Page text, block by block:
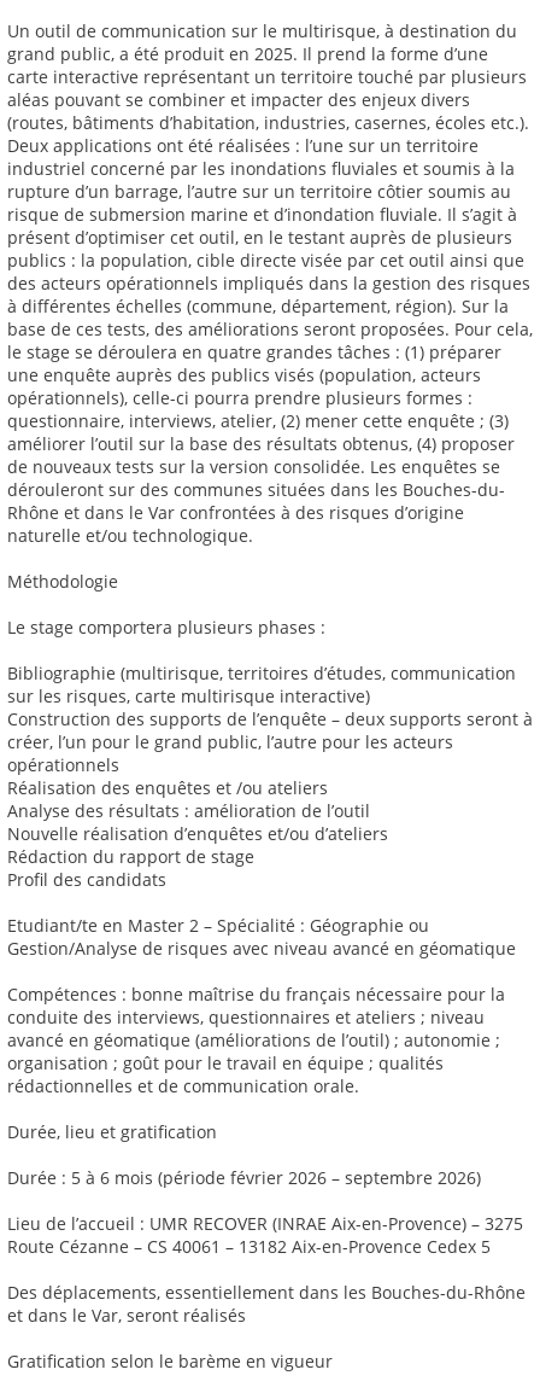
Un outil de communication sur le multirisque, à destination du
grand public, a été produit en 2025. Il prend la forme d’une
carte interactive représentant un territoire touché par plusieurs
aléas pouvant se combiner et impacter des enjeux divers
(routes, bâtiments d’habitation, industries, casernes, écoles etc.).
Deux applications ont été réalisées : l’une sur un territoire
industriel concerné par les inondations fluviales et soumis à la
rupture d’un barrage, l’autre sur un territoire côtier soumis au
risque de submersion marine et d’inondation fluviale. Il s’agit à
présent d’optimiser cet outil, en le testant auprès de plusieurs
publics : la population, cible directe visée par cet outil ainsi que
des acteurs opérationnels impliqués dans la gestion des risques
à différentes échelles (commune, département, région). Sur la
base de ces tests, des améliorations seront proposées. Pour cela,
le stage se déroulera en quatre grandes tâches : (1) préparer
une enquête auprès des publics visés (population, acteurs
opérationnels), celle-ci pourra prendre plusieurs formes :
questionnaire, interviews, atelier, (2) mener cette enquête ; (3)
améliorer l’outil sur la base des résultats obtenus, (4) proposer
de nouveaux tests sur la version consolidée. Les enquêtes se
dérouleront sur des communes situées dans les Bouches-du-
Rhône et dans le Var confrontées à des risques d’origine
naturelle et/ou technologique.
Méthodologie
Le stage comportera plusieurs phases :
Bibliographie (multirisque, territoires d’études, communication
sur les risques, carte multirisque interactive)
Construction des supports de l’enquête – deux supports seront à
créer, l’un pour le grand public, l’autre pour les acteurs
opérationnels
Réalisation des enquêtes et /ou ateliers
Analyse des résultats : amélioration de l’outil
Nouvelle réalisation d’enquêtes et/ou d’ateliers
Rédaction du rapport de stage
Profil des candidats
Etudiant/te en Master 2 – Spécialité : Géographie ou
Gestion/Analyse de risques avec niveau avancé en géomatique
Compétences : bonne maîtrise du français nécessaire pour la
conduite des interviews, questionnaires et ateliers ; niveau
avancé en géomatique (améliorations de l’outil) ; autonomie ;
organisation ; goût pour le travail en équipe ; qualités
rédactionnelles et de communication orale.
Durée, lieu et gratification
Durée : 5 à 6 mois (période février 2026 – septembre 2026)
Lieu de l’accueil : UMR RECOVER (INRAE Aix-en-Provence) – 3275
Route Cézanne – CS 40061 – 13182 Aix-en-Provence Cedex 5
Des déplacements, essentiellement dans les Bouches-du-Rhône
et dans le Var, seront réalisés
Gratification selon le barème en vigueur